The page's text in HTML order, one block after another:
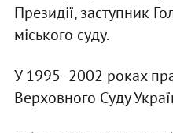
Президії, заступник
міського суду.
У 1995−2002 роках
Верховного Суду